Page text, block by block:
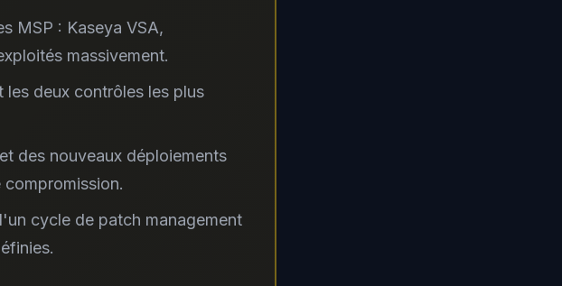
MSP : Kaseya VSA,
massivement.
deux contrôles les plus
des nouveaux déploiements
cycle de patch management